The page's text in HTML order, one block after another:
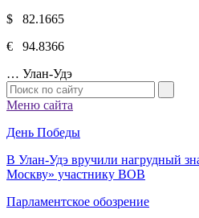
$ 82.1665
€ 94.8366
… Улан-Удэ
Меню сайта
День Победы
В Улан-Удэ вручили нагрудный
Москву» участнику ВОВ
Парламентское обозрение